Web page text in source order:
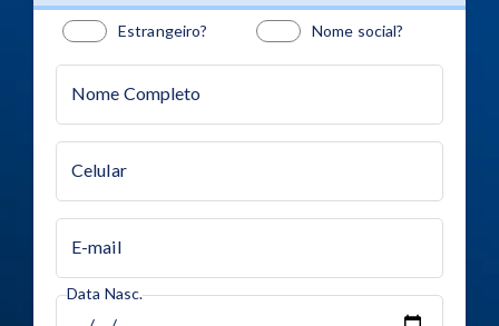
Estrangeiro? Nome social?
Nome Completo
Celular
E-mail
Data Nasc.